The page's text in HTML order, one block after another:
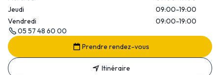
Jeudi
09:00-19:00
Vendredi
09:00-19:00
05 57 48 60 00
Prendre rendez-vous
Itinéraire